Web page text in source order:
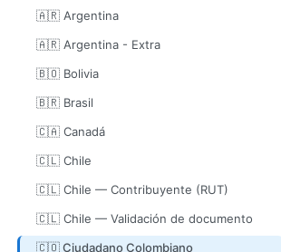
🇦🇷 Argentina
🇦🇷 Argentina - Extra
🇧🇴 Bolivia
🇧🇷 Brasil
🇨🇦 Canadá
🇨🇱 Chile
🇨🇱 Chile — Contribuyente (RUT)
🇨🇱 Chile — Validación de documento
🇨🇴 Ciudadano Colombiano